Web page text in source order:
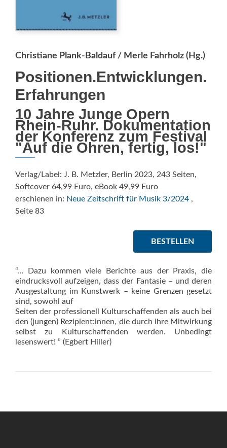
Christiane Plank-Baldauf / Merle Fahrholz (Hg.)
Positionen.Entwicklungen.
Erfahrungen
10 Jahre Junge Opern
Rhein-Ruhr. Dokumentation
der Konferenz zum Festival
"Auf die Ohren, fertig, los!"
Verlag/Label: J. B. Metzler, Berlin 2023, 243 Seiten,
Softcover 64,99 Euro, eBook 49,99 Euro
erschienen in: Neue Zeitschrift für Musik 3/2024 ,
Seite 83
BESTELLEN
“… Dazu kommen viele Berichte aus der Praxis, die
eindrucksvoll aufzeigen, dass der Fantasie – und deren
Ausgestaltung im Kunstwerk – keine Grenzen gesetzt
sind, sowohl auf
Seiten der professionell Kulturschaffenden als auch bei
den (jungen) Rezipient:innen, die durch ihre Mitwirkung
selbst zu Kulturschaffenden werden. Unbedingt
lesenswert! ” (Egbert Hiller)